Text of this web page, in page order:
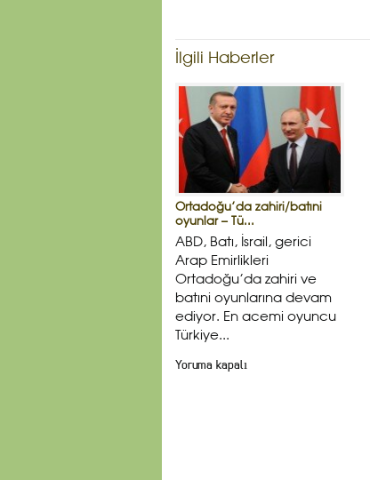
İlgili Haberler
Ortadoğu’da zahiri/batıni
oyunlar – Tü...
ABD, Batı, İsrail, gerici
Arap Emirlikleri
Ortadoğu’da zahiri ve
batıni oyunlarına devam
ediyor. En acemi oyuncu
Türkiye...
Yoruma kapalı